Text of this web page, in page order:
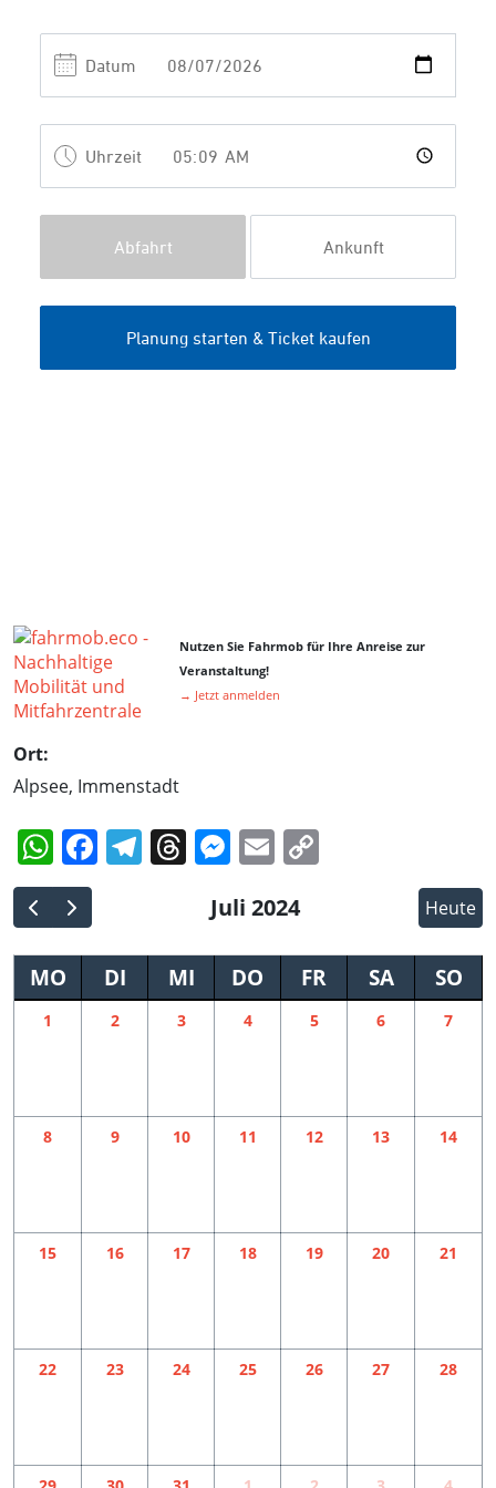
Nutzen Sie Fahrmob für Ihre Anreise zur
Veranstaltung!
→ Jetzt anmelden
Ort:
Alpsee, Immenstadt
WhatsApp
Facebook
Telegram
Threads
Messenger
Email
Juli 2024 Heute
MO DI MI DO FR SA SO
1 2 3 4 5 6 7
8 9 10 11 12 13 14
15 16 17 18 19 20 21
22 23 24 25 26 27 28